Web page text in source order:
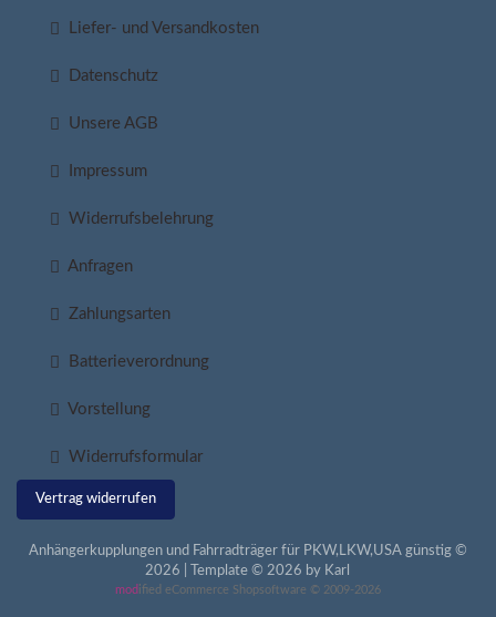
Liefer- und Versandkosten
Datenschutz
Unsere AGB
Impressum
Widerrufsbelehrung
Anfragen
Zahlungsarten
Batterieverordnung
Vorstellung
Widerrufsformular
Vertrag widerrufen
Anhängerkupplungen und Fahrradträger für PKW,LKW,USA günstig ©
2026 | Template © 2026 by Karl
mod ified eCommerce Shopsoftware © 2009-2026